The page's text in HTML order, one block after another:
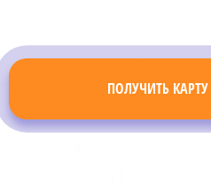
ПОЛУЧИТЬ